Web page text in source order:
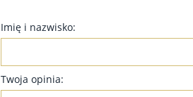
Imię i nazwisko:
Twoja opinia: